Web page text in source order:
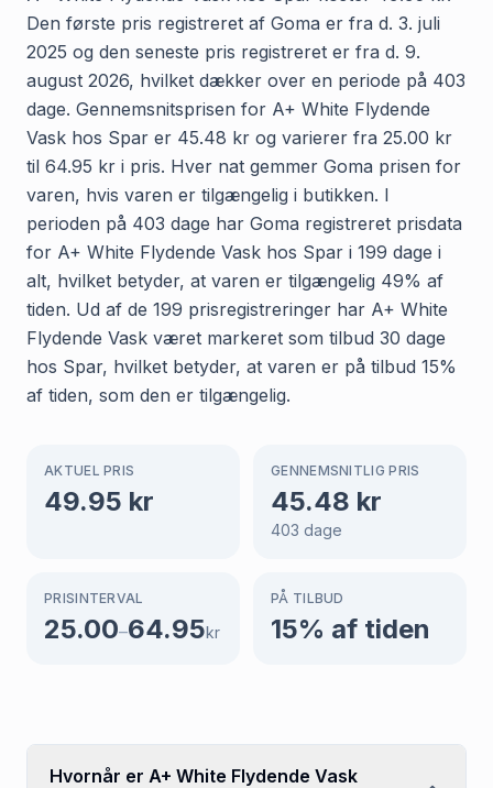
Den første pris registreret af Goma er fra d. 3. juli
2025 og den seneste pris registreret er fra d. 9.
august 2026, hvilket dækker over en periode på 403
dage. Gennemsnitsprisen for A+ White Flydende
Vask hos Spar er 45.48 kr og varierer fra 25.00 kr
til 64.95 kr i pris. Hver nat gemmer Goma prisen for
varen, hvis varen er tilgængelig i butikken. I
perioden på 403 dage har Goma registreret prisdata
for A+ White Flydende Vask hos Spar i 199 dage i
alt, hvilket betyder, at varen er tilgængelig 49% af
tiden. Ud af de 199 prisregistreringer har A+ White
Flydende Vask været markeret som tilbud 30 dage
hos Spar, hvilket betyder, at varen er på tilbud 15%
af tiden, som den er tilgængelig.
AKTUEL PRIS
49.95 kr
GENNEMSNITLIG PRIS
45.48 kr
403 dage
PRISINTERVAL
25.00–64.95kr
PÅ TILBUD
15% af tiden
Hvornår er A+ White Flydende Vask